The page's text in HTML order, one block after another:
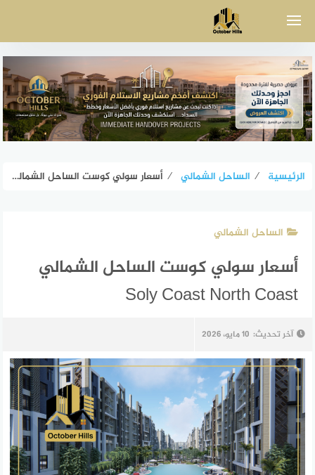
الرئيسية ⁄ الساحل الشمالي ⁄ أسعار سولي كوست الساحل الشمالي Soly Coast North Coast
الساحل الشمالي
أسعار سولي كوست الساحل الشمالي
Soly Coast North Coast
آخر تحديث: 10 مايو، 2026